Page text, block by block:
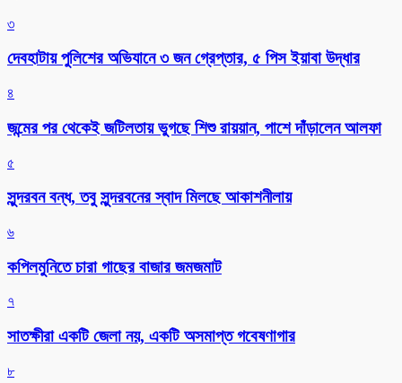
৩
দেবহাটায় পুলিশের অভিযানে ৩ জন গ্রেপ্তার, ৫ পিস ইয়াবা উদ্ধার
৪
জন্মের পর থেকেই জটিলতায় ভুগছে শিশু রায়য়ান, পাশে দাঁড়ালেন আলফা
৫
সুন্দরবন বন্ধ, তবু সুন্দরবনের স্বাদ মিলছে আকাশনীলায়
৬
কপিলমুনিতে চারা গাছের বাজার জমজমাট
৭
সাতক্ষীরা একটি জেলা নয়, একটি অসমাপ্ত গবেষণাগার
৮